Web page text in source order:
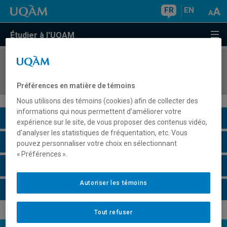
FR EN
Étudier à l'UQAM
COURS//
Description du cours
Horaire - Été 2026
Préférences en matière de témoins
Nous utilisons des témoins (cookies) afin de collecter des
informations qui nous permettent d’améliorer votre
expérience sur le site, de vous proposer des contenus vidéo,
d’analyser les statistiques de fréquentation, etc. Vous
pouvez personnaliser votre choix en sélectionnant
« Préférences ».
Tout refuser
Autoriser les témoins